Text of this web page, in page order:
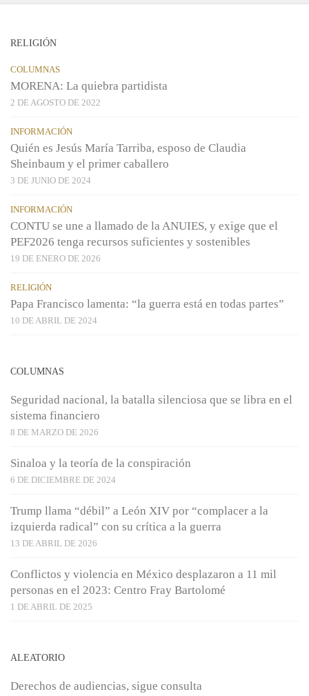
RELIGIÓN
COLUMNAS
MORENA: La quiebra partidista
2 DE AGOSTO DE 2022
INFORMACIÓN
Quién es Jesús María Tarriba, esposo de Claudia
Sheinbaum y el primer caballero
3 DE JUNIO DE 2024
INFORMACIÓN
CONTU se une a llamado de la ANUIES, y exige que el
PEF2026 tenga recursos suficientes y sostenibles
19 DE ENERO DE 2026
RELIGIÓN
Papa Francisco lamenta: “la guerra está en todas partes”
10 DE ABRIL DE 2024
COLUMNAS
Seguridad nacional, la batalla silenciosa que se libra en el
sistema financiero
8 DE MARZO DE 2026
Sinaloa y la teoría de la conspiración
6 DE DICIEMBRE DE 2024
Trump llama “débil” a León XIV por “complacer a la
izquierda radical” con su crítica a la guerra
13 DE ABRIL DE 2026
Conflictos y violencia en México desplazaron a 11 mil
personas en el 2023: Centro Fray Bartolomé
1 DE ABRIL DE 2025
ALEATORIO
Derechos de audiencias, sigue consulta